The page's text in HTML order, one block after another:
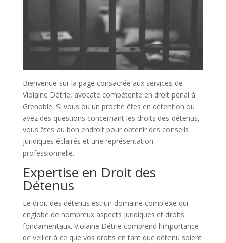
Bienvenue sur la page consacrée aux services de
Violaine Détrie, avocate compétente en droit pénal à
Grenoble. Si vous ou un proche êtes en détention ou
avez des questions concernant les droits des détenus,
vous êtes au bon endroit pour obtenir des conseils
juridiques éclairés et une représentation
professionnelle.
Expertise en Droit des
Détenus
Le droit des détenus est un domaine complexe qui
englobe de nombreux aspects juridiques et droits
fondamentaux. Violaine Détrie comprend l’importance
de veiller à ce que vos droits en tant que détenu soient